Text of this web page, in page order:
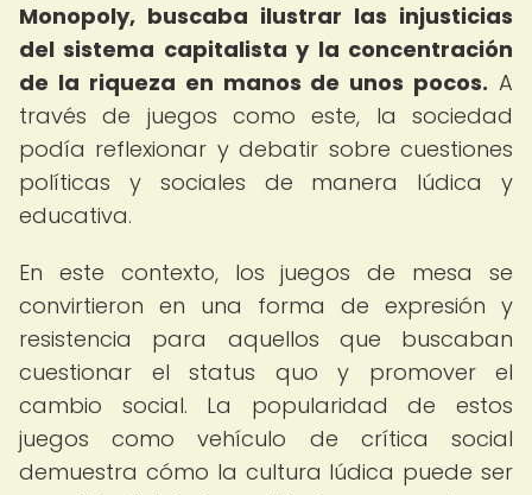
Monopoly, buscaba ilustrar las injusticias
del sistema capitalista y la concentración
de la riqueza en manos de unos pocos. A
través de juegos como este, la sociedad
podía reflexionar y debatir sobre cuestiones
políticas y sociales de manera lúdica y
educativa.
En este contexto, los juegos de mesa se
convirtieron en una forma de expresión y
resistencia para aquellos que buscaban
cuestionar el status quo y promover el
cambio social. La popularidad de estos
juegos como vehículo de crítica social
demuestra cómo la cultura lúdica puede ser